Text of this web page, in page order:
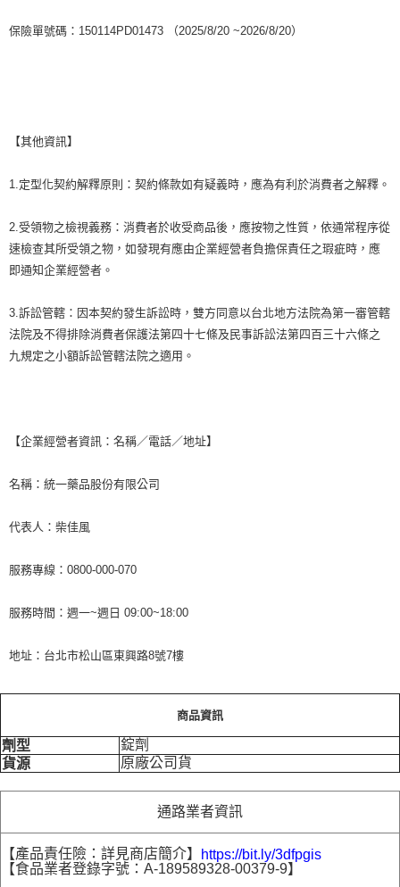
保險單號碼：150114PD01473 （2025/8/20 ~2026/8/20）
【其他資訊】
1.定型化契約解釋原則：契約條款如有疑義時，應為有利於消費者之解釋。
2.受領物之檢視義務：消費者於收受商品後，應按物之性質，依通常程序從
速檢查其所受領之物，如發現有應由企業經營者負擔保責任之瑕疵時，應
即通知企業經營者。
3.訴訟管轄：因本契約發生訴訟時，雙方同意以台北地方法院為第一審管轄
法院及不得排除消費者保護法第四十七條及民事訴訟法第四百三十六條之
九規定之小額訴訟管轄法院之適用。
【企業經營者資訊：名稱／電話／地址】
名稱：統一藥品股份有限公司
代表人：柴佳風
服務專線：0800-000-070
服務時間：週一~週日 09:00~18:00
地址：台北市松山區東興路8號7樓
商品資訊
劑型
錠劑
貨源
原廠公司貨
通路業者資訊
【產品責任險：詳見商店簡介】
https://bit.ly/3dfpgis
【食品業者登錄字號：A-189589328-00379-9】